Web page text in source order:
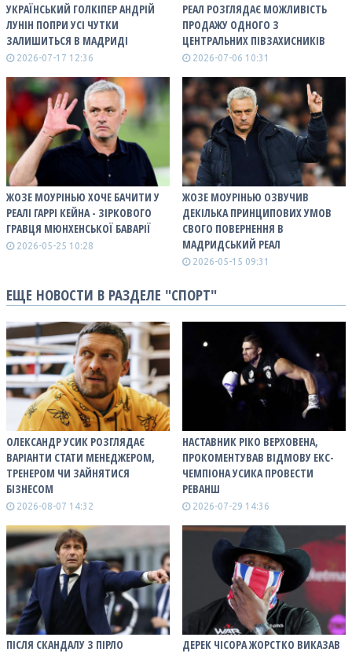
УКРАЇНСЬКИЙ ГОЛКІПЕР АНДРІЙ
ЛУНІН ПОПРИ УСІ ЧУТКИ
ЗАЛИШИТЬСЯ В МАДРИДІ
2026-07-17 12:36
РЕАЛ РОЗГЛЯДАЄ МОЖЛИВІСТЬ
ПРОДАЖУ ОДНОГО З
ЦЕНТРАЛЬНИХ ПІВЗАХИСНИКІВ
2026-07-06 10:31
ЖОЗЕ МОУРІНЬЮ ХОЧЕ БАЧИТИ У
РЕАЛІ ГАРРІ КЕЙНА - ЗІРКОВОГО
ГРАВЦЯ МЮНХЕНСЬКОЇ БАВАРІЇ
2026-05-25 10:28
ЖОЗЕ МОУРІНЬЮ ОЗВУЧИВ
ДЕКІЛЬКА ПРИНЦИПОВИХ УМОВ
СВОГО ПОВЕРНЕННЯ В
МАДРИДСЬКИЙ РЕАЛ
2026-05-15 09:31
ЕЩЕ НОВОСТИ В РАЗДЕЛЕ "СПОРТ"
ОЛЕКСАНДР УСИК РОЗГЛЯДАЄ
ВАРІАНТИ СТАТИ МЕНЕДЖЕРОМ,
ТРЕНЕРОМ ЧИ ЗАЙНЯТИСЯ
БІЗНЕСОМ
2026-08-07 14:32
НАСТАВНИК РІКО ВЕРХОВЕНА,
ПРОКОМЕНТУВАВ ВІДМОВУ ЕКС-
ЧЕМПІОНА УСИКА ПРОВЕСТИ
РЕВАНШ
2026-07-29 14:36
ПІСЛЯ СКАНДАЛУ З ПІРЛО ДЕРЕК ЧІСОРА ЖОРСТКО ВИКАЗАВ